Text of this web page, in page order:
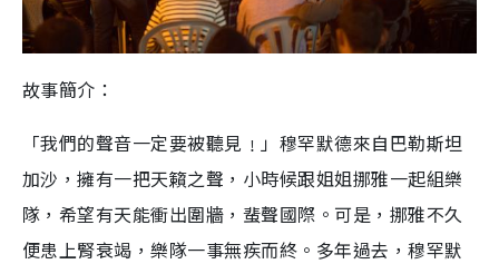
故事簡介：
「我們的聲音一定要被聽見﹗」穆罕默德來自巴勒斯坦
加沙，擁有一把天籟之聲，小時候跟姐姐挪雅一起組樂
隊，希望有天能衝出圍牆，蜚聲國際。可是，挪雅不久
便患上腎衰竭，樂隊一事無疾而終。多年過去，穆罕默